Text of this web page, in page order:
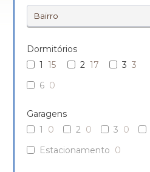
Dormitórios
1 15 2 17 3 3
6 0
Garagens
1
0 2 0 3 0
Estacionamento 0